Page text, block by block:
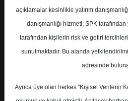
Rapor Detay
Sabancı
Fiyat
açıklamalar kesinlikle yatırım
danışmanlığı hizmeti, SPK
tarafından kişilerin risk ve getiri
sunulmaktadır. Bu alanda
adresinde
Ayrıca üye olan herkes "Kişisel Verilerin